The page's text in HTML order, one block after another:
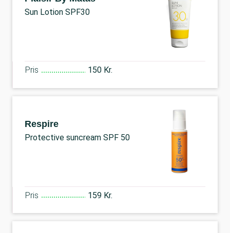
Sun Lotion SPF30
Pris 150 Kr.
Respire
Protective suncream SPF 50
Pris 159 Kr.